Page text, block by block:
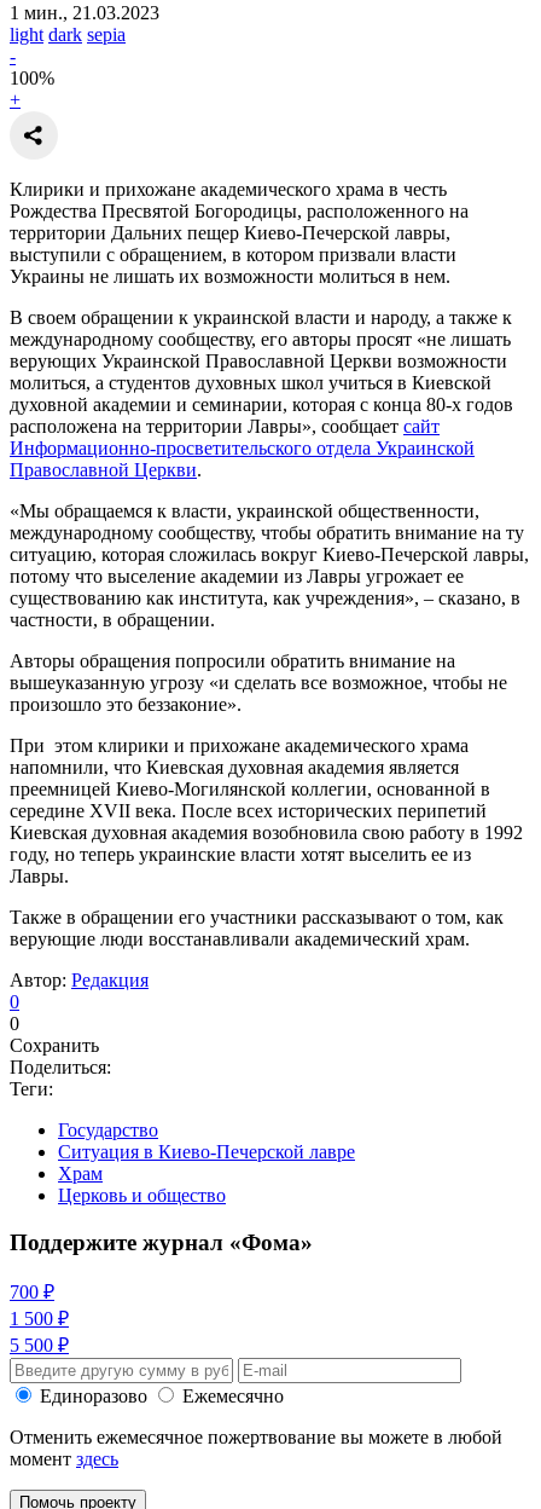
1 мин., 21.03.2023
light dark sepia
-
100%
+
Клирики и прихожане академического храма в честь
Рождества Пресвятой Богородицы, расположенного на
территории Дальних пещер Киево-Печерской лавры,
выступили с обращением, в котором призвали власти
Украины не лишать их возможности молиться в нем.
В своем обращении к украинской власти и народу, а также к
международному сообществу, его авторы просят «не лишать
верующих Украинской Православной Церкви возможности
молиться, а студентов духовных школ учиться в Киевской
духовной академии и семинарии, которая с конца 80-х годов
расположена на территории Лавры», сообщает сайт
Информационно-просветительского отдела Украинской
Православной Церкви.
«Мы обращаемся к власти, украинской общественности,
международному сообществу, чтобы обратить внимание на ту
ситуацию, которая сложилась вокруг Киево-Печерской лавры,
потому что выселение академии из Лавры угрожает ее
существованию как института, как учреждения», – сказано, в
частности, в обращении.
Авторы обращения попросили обратить внимание на
вышеуказанную угрозу «и сделать все возможное, чтобы не
произошло это беззаконие».
При этом клирики и прихожане академического храма
напомнили, что Киевская духовная академия является
преемницей Киево-Могилянской коллегии, основанной в
середине XVII века. После всех исторических перипетий
Киевская духовная академия возобновила свою работу в 1992
году, но теперь украинские власти хотят выселить ее из
Лавры.
Также в обращении его участники рассказывают о том, как
верующие люди восстанавливали академический храм.
Автор: Редакция
0
0
Сохранить
Поделиться:
Теги:
Государство
Ситуация в Киево-Печерской лавре
Храм
Церковь и общество
Поддержите журнал «Фома»
700 ₽
1 500 ₽
5 500 ₽
Единоразово
Ежемесячно
Отменить ежемесячное пожертвование вы можете в любой
момент здесь
Помочь проекту